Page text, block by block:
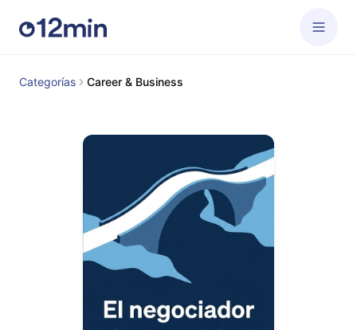
Categorías Career & Business